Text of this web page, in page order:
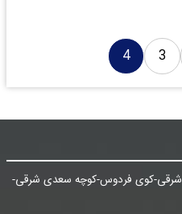
3
4
شرقی-کوی فردوس-کوچه سعدی شرقی-